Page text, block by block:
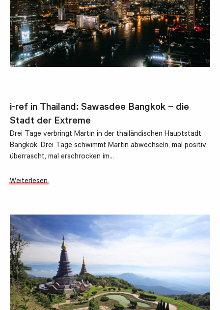
i-ref in Thailand: Sawasdee Bangkok – die
Stadt der Extreme
Drei Tage verbringt Martin in der thailändischen Hauptstadt
Bangkok. Drei Tage schwimmt Martin abwechseln, mal positiv
überrascht, mal erschrocken im…
Weiterlesen